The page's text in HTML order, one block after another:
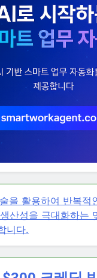
을 활용하여 반복적
산성을 극대화하는
니다.